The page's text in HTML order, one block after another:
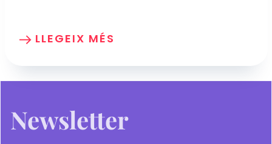
LLEGEIX MÉS
Newsletter